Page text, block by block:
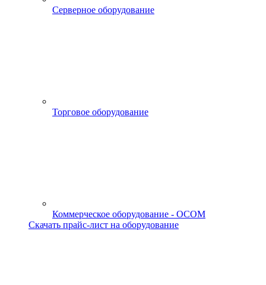
Серверное оборудование
Торговое оборудование
Коммерческое оборудование - OCOM
Скачать прайс-лист на оборудование